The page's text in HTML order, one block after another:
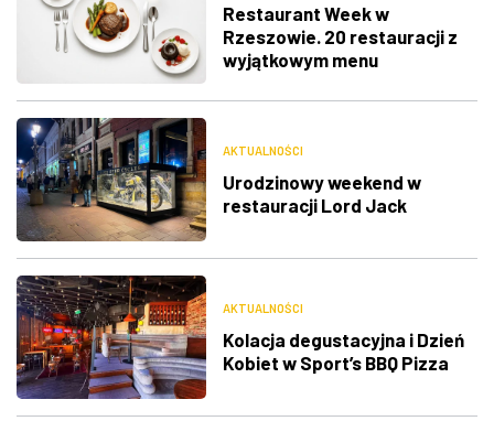
Restaurant Week w
Rzeszowie. 20 restauracji z
wyjątkowym menu
AKTUALNOŚCI
Urodzinowy weekend w
restauracji Lord Jack
AKTUALNOŚCI
Kolacja degustacyjna i Dzień
Kobiet w Sport’s BBQ Pizza